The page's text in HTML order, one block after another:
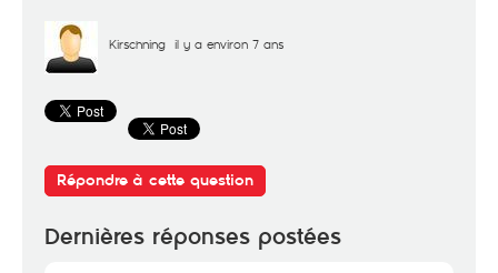
Kirschning il y a environ 7 ans
Répondre à cette question
Dernières réponses postées